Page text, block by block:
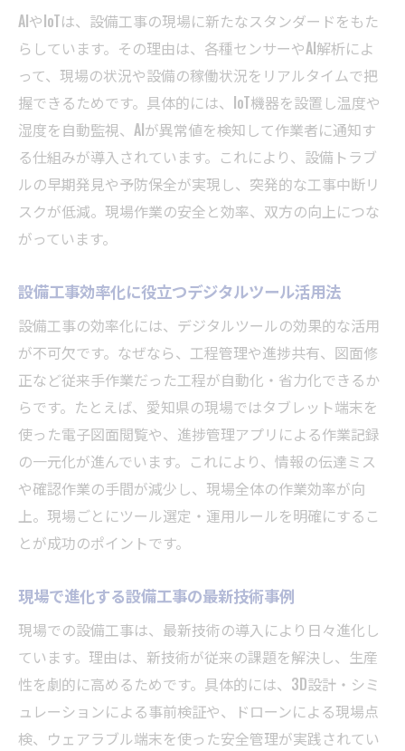
AIやIoTは、設備工事の現場に新たなスタンダードをもた
らしています。その理由は、各種センサーやAI解析によ
って、現場の状況や設備の稼働状況をリアルタイムで把
握できるためです。具体的には、IoT機器を設置し温度や
湿度を自動監視、AIが異常値を検知して作業者に通知す
る仕組みが導入されています。これにより、設備トラブ
ルの早期発見や予防保全が実現し、突発的な工事中断リ
スクが低減。現場作業の安全と効率、双方の向上につな
がっています。
設備工事効率化に役立つデジタルツール活用法
設備工事の効率化には、デジタルツールの効果的な活用
が不可欠です。なぜなら、工程管理や進捗共有、図面修
正など従来手作業だった工程が自動化・省力化できるか
らです。たとえば、愛知県の現場ではタブレット端末を
使った電子図面閲覧や、進捗管理アプリによる作業記録
の一元化が進んでいます。これにより、情報の伝達ミス
や確認作業の手間が減少し、現場全体の作業効率が向
上。現場ごとにツール選定・運用ルールを明確にするこ
とが成功のポイントです。
現場で進化する設備工事の最新技術事例
現場での設備工事は、最新技術の導入により日々進化し
ています。理由は、新技術が従来の課題を解決し、生産
性を劇的に高めるためです。具体的には、3D設計・シミ
ュレーションによる事前検証や、ドローンによる現場点
検、ウェアラブル端末を使った安全管理が実践されてい